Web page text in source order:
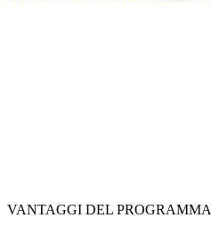
VANTAGGI DEL PROGRAMMA